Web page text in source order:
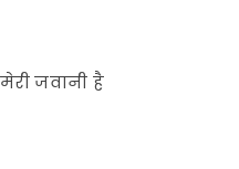
जवानी है